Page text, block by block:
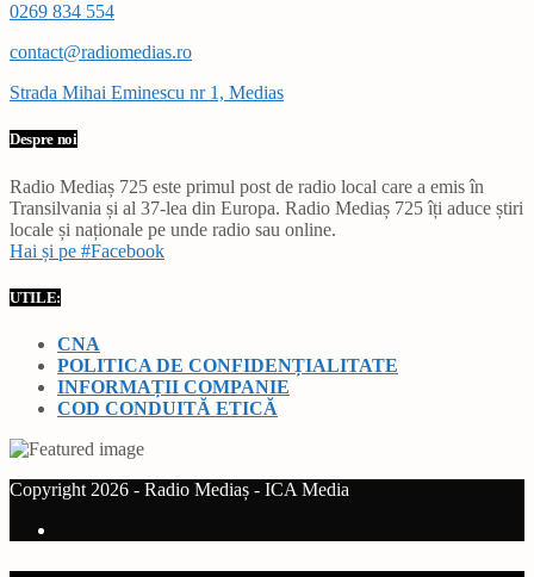
0269 834 554
contact@radiomedias.ro
Strada Mihai Eminescu nr 1, Medias
Despre noi
Radio Mediaș 725 este primul post de radio local care a emis în
Transilvania și al 37-lea din Europa. Radio Mediaș 725 îți aduce știri
locale și naționale pe unde radio sau online.
Hai și pe #Facebook
UTILE:
CNA
POLITICA DE CONFIDENȚIALITATE
INFORMAȚII COMPANIE
COD CONDUITĂ ETICĂ
Copyright 2026 - Radio Mediaș - ICA Media